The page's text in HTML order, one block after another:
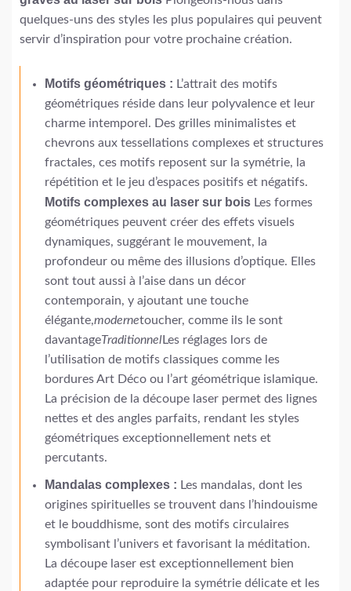
quelques-uns des styles les plus populaires qui peuvent
servir d’inspiration pour votre prochaine création.
Motifs géométriques : L’attrait des motifs
géométriques réside dans leur polyvalence et leur
charme intemporel. Des grilles minimalistes et
chevrons aux tessellations complexes et structures
fractales, ces motifs reposent sur la symétrie, la
répétition et le jeu d’espaces positifs et négatifs.
Motifs complexes au laser sur boisLes formes
géométriques peuvent créer des effets visuels
dynamiques, suggérant le mouvement, la
profondeur ou même des illusions d’optique. Elles
sont tout aussi à l’aise dans un décor
contemporain, y ajoutant une touche
élégante,modernetoucher, comme ils le sont
davantageTraditionnelLes réglages lors de
l’utilisation de motifs classiques comme les
bordures Art Déco ou l’art géométrique islamique.
La précision de la découpe laser permet des lignes
nettes et des angles parfaits, rendant les styles
géométriques exceptionnellement nets et
percutants.
Mandalas complexes : Les mandalas, dont les
origines spirituelles se trouvent dans l’hindouisme
et le bouddhisme, sont des motifs circulaires
symbolisant l’univers et favorisant la méditation.
La découpe laser est exceptionnellement bien
adaptée pour reproduire la symétrie délicate et les